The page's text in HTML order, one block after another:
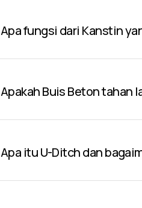
Apa fungsi dari Kanstin
Apakah Buis Beton tahan
Apa itu U-Ditch dan